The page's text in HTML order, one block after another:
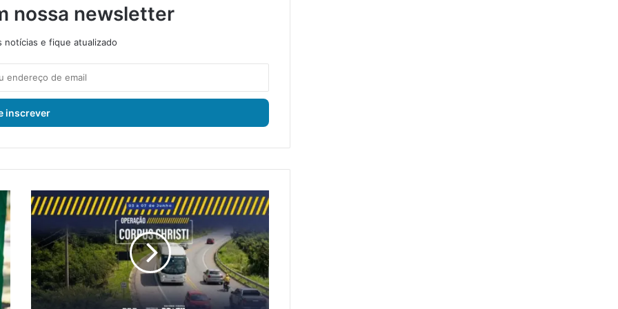
nossa newsletter
notícias e fique atualizado
P
R
i
n
i
c
i